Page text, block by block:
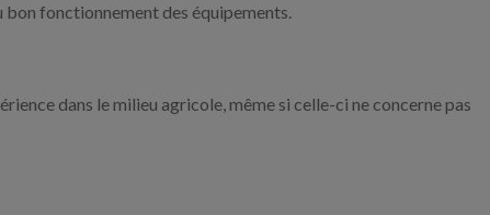
bon fonctionnement des équipements.
dans le milieu agricole, même si celle-ci ne concerne pas